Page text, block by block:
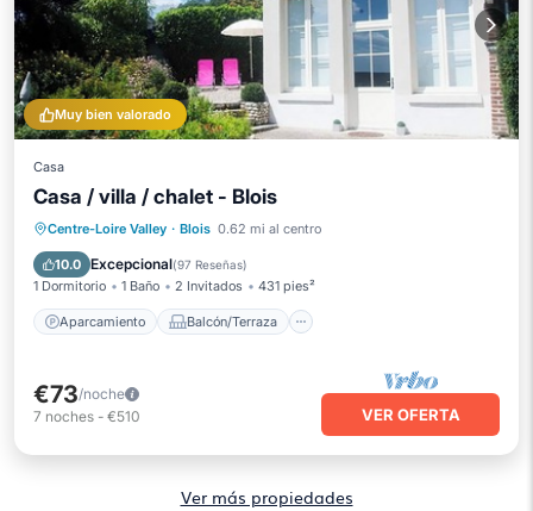
Muy bien valorado
Casa
Casa / villa / chalet - Blois
Centre-Loire Valley · Blois 0.62 mi al centro
10.0 Excepcional(97 Reseñas)
1 Dormitorio 1 Baño 2 Invitados 431 pies²
Aparcamiento Balcón/Terraza
Aparcamiento
Balcón/Terraza
Cocina
Aire acondicionado
€73/noche
7 noches - €510 VER OFERTA
Ver más propiedades